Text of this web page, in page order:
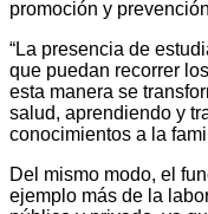
promoción y
“La presencia de
que puedan recorrer
esta manera se
salud, aprendiendo y
conocimientos a la
Del mismo modo, el
ejemplo más de la